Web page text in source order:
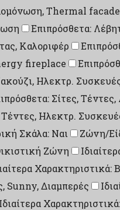
Thermal facade
Επιπρόσθετα:
Καλοριφέρ
fireplace
Ηλεκτρ.
Σίτες,
Τέντες, Ηλεκτρ.
Σκάλα: Ναι Ζώνη/
Ζώνη
Sunny, Διαμπερές
Ιδιαίτερα